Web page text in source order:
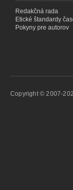
Redakčná rada
Etické štandardy
Pokyny pre autorov
Copyright © 2007-